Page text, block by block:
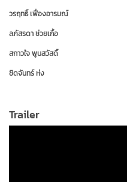
วรฤทธิ์ เฟื่องอารมณ์
ลภัสรดา ช่วยเกื้อ
สกาวใจ พูนสวัสดิ์
ชิดจันทร์ ห่ง
พัฒนพล กุญชร ณ อยุธยา
Trailer